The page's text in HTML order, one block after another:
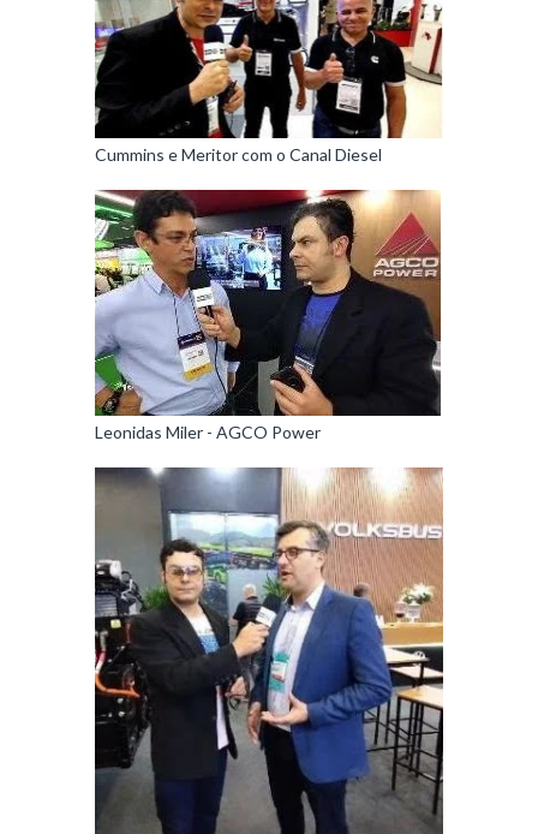
Cummins e Meritor com o Canal Diesel
Leonidas Miler - AGCO Power